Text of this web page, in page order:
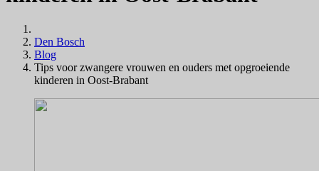
Den Bosch
Blog
Tips voor zwangere vrouwen en ouders met opgroeiende
kinderen in Oost-Brabant